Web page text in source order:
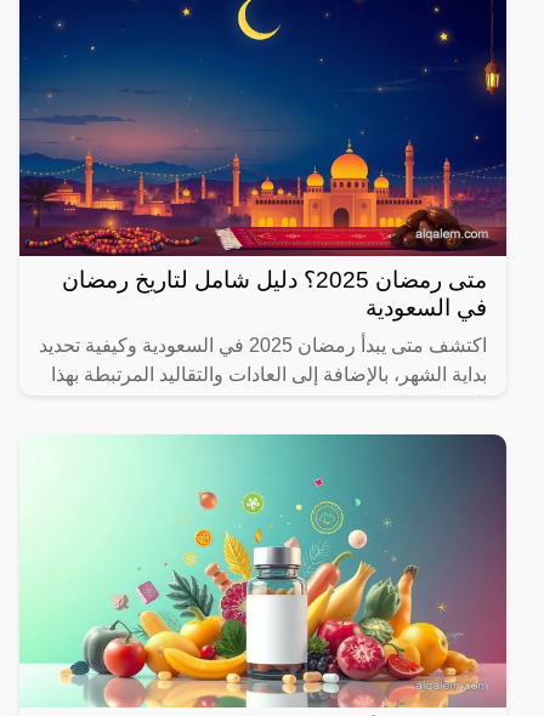
متى رمضان 2025؟ دليل شامل لتاريخ رمضان
في السعودية
اكتشف متى يبدأ رمضان 2025 في السعودية وكيفية تحديد
بداية الشهر، بالإضافة إلى العادات والتقاليد المرتبطة بهذا